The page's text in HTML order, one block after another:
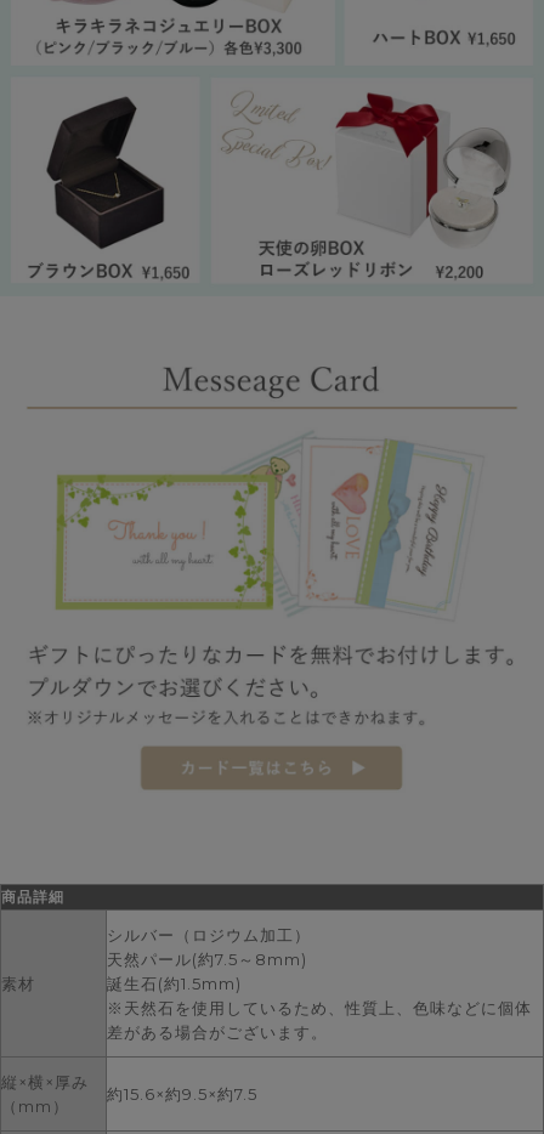
商品詳細
素材
シルバー（ロジウム加工）
天然パール(約7.5～8mm)
誕生石(約1.5mm)
※天然石を使用しているため、性質上、色味などに個体
差がある場合がございます。
縦×横×厚み
（mm）
約15.6×約9.5×約7.5